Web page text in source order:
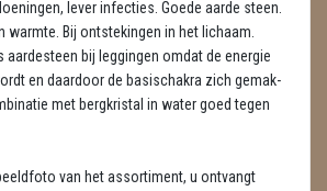
ADVIES
lever infecties. Goede aarde steen.
warmte. Bij ontstekingen in het lichaam.
aardesteen bij leggingen omdat de energie
en daardoor de basischakra zich gemak­
met bergkristal in water goed tegen
van het assortiment, u ontvangt